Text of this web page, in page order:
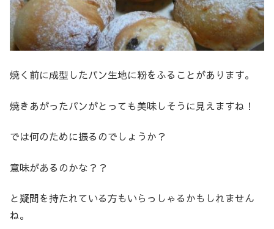
焼く前に成型したパン生地に粉をふることがあります。
焼きあがったパンがとっても美味しそうに見えますね！
では何のために振るのでしょうか？
意味があるのかな？？
と疑問を持たれている方もいらっしゃるかもしれません
ね。